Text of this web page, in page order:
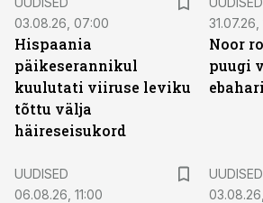
03.08.26, 07:00
Hispaania
päikeserannikul
kuulutati viiruse leviku
tõttu välja
häireseisukord
31.07.26,
Noor
puugi
UUDISED
06.08.26, 11:00
UUDISED